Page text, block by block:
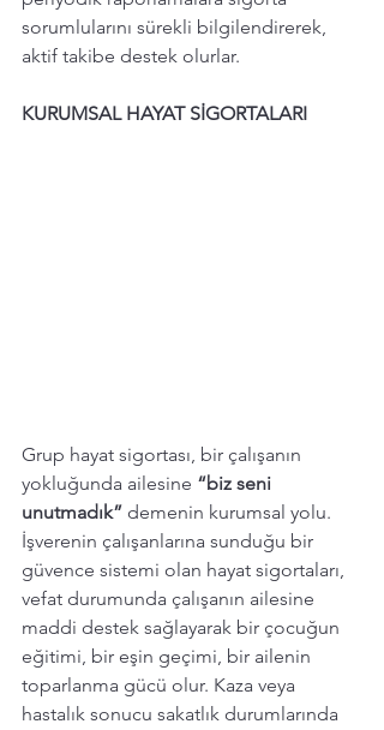
sorumlularını sürekli bilgilendirerek,
aktif takibe destek olurlar.
KURUMSAL HAYAT SİGORTALARI
Grup hayat sigortası, bir çalışanın
yokluğunda ailesine “biz seni
unutmadık” demenin kurumsal yolu.
İşverenin çalışanlarına sunduğu bir
güvence sistemi olan hayat sigortaları,
vefat durumunda çalışanın ailesine
maddi destek sağlayarak bir çocuğun
eğitimi, bir eşin geçimi, bir ailenin
toparlanma gücü olur. Kaza veya
hastalık sonucu sakatlık durumlarında